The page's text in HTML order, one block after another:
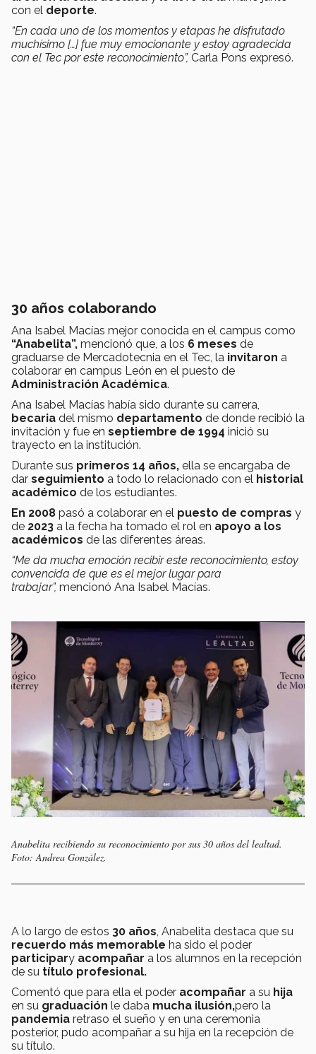
con el deporte.
“En cada uno de los momentos y etapas he disfrutado
muchísimo […] fue muy emocionante y estoy agradecida
con el Tec por este reconocimiento”, Carla Pons expresó.
30 años colaborando
Ana Isabel Macías mejor conocida en el campus como
“Anabelita”, mencionó que, a los 6 meses de
graduarse de Mercadotecnia en el Tec, la invitaron a
colaborar en campus León en el puesto de
Administración Académica.
Ana Isabel Macías había sido durante su carrera,
becaria del mismo departamento de donde recibió la
invitación y fue en septiembre de 1994 inició su
trayecto en la institución.
Durante sus primeros 14 años, ella se encargaba de
dar seguimiento a todo lo relacionado con el historial
académico de los estudiantes.
En 2008 pasó a colaborar en el puesto de compras y
de 2023 a la fecha ha tomado el rol en apoyo a los
académicos de las diferentes áreas.
“Me da mucha emoción recibir este reconocimiento, estoy
convencida de que es el mejor lugar para
trabajar”, mencionó Ana Isabel Macías.
Anabelita recibiendo su reconocimiento por sus 30 años del lealtad.
Foto: Andrea González.
A lo largo de estos 30 años, Anabelita destaca que su
recuerdo más memorable ha sido el poder
participary acompañar a los alumnos en la recepción
de su título profesional.
Comentó que para ella el poder acompañar a su hija
en su graduación le daba mucha ilusión,pero la
pandemia retraso el sueño y en una ceremonia
posterior, pudo acompañar a su hija en la recepción de
su título.